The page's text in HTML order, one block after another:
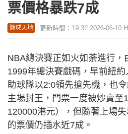
票價格暴跌7成
籃球天地 更新時間：19:32 2026-06-10
NBA總決賽正如火如荼進行，
1999年總決賽戲碼， 早前紐約
助球隊以2:0領先搶先機， 也
主場封王， 門票一度被炒賣至
120000港元）， 但隨著上場
的票價仍插水近7成。